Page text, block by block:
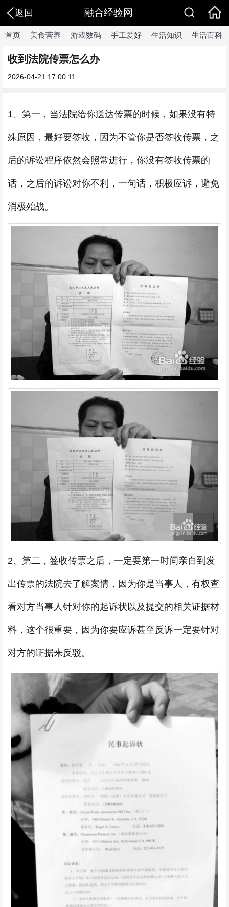
返回 融合经验网
首页 美食营养 游戏数码 手工爱好 生活知识 生活百科
收到法院传票怎么办
2026-04-21 17:00:11
1、第一，当法院给你送达传票的时候，如果没有特
殊原因，最好要签收，因为不管你是否签收传票，之
后的诉讼程序依然会照常进行，你没有签收传票的
话，之后的诉讼对你不利，一句话，积极应诉，避免
消极殆战。
2、第二，签收传票之后，一定要第一时间亲自到发
出传票的法院去了解案情，因为你是当事人，有权查
看对方当事人针对你的起诉状以及提交的相关证据材
料，这个很重要，因为你要应诉甚至反诉一定要针对
对方的证据来反驳。